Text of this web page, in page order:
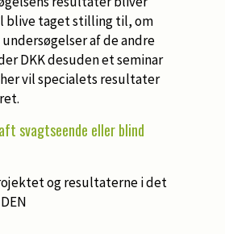
blive taget stilling til, om
af de andre
DKK desuden et seminar
vil specialets resultater
svagtseende eller blind
og resultaterne i det